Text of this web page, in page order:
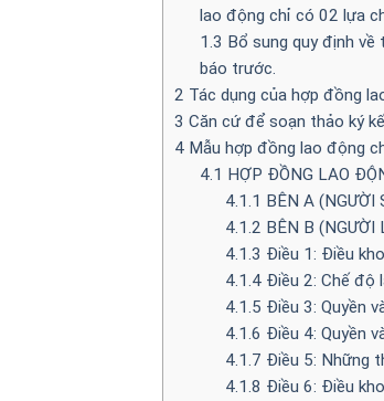
lao động chỉ có 02 lựa
1.3 Bổ sung quy định
báo trước.
2 Tác dụng của hợp đồng
3 Căn cứ để soạn thảo ký
4 Mẫu hợp đồng lao động
4.1 HỢP ĐỒNG LAO
4.1.1 BÊN A (NGƯỜI
4.1.2 BÊN B
4.1.3 Điều 1: Điều
4.1.4Điều 2: Chế độ
4.1.5 Điều 3: Quyền
4.1.6 Điều 4: Quyền
4.1.7 Điều 5: Những
4.1.8 Điều 6: Điều